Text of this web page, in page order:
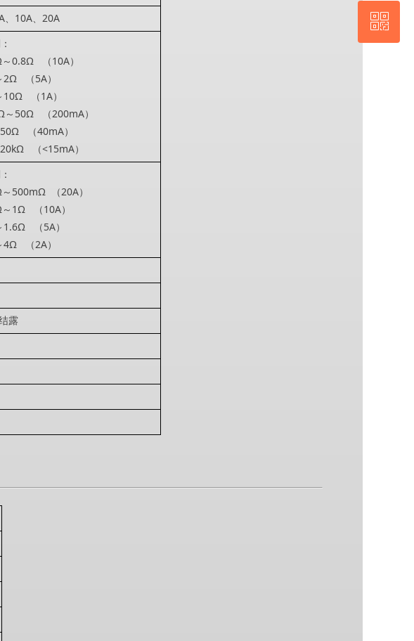
、10A、20A
0.8Ω （10A）
（5A）
（1A）
～50Ω （200mA）
（40mA）
（<15mA）
500mΩ （20A）
1Ω （10A）
（5A）
（2A）
露
回到顶部
ꀥ